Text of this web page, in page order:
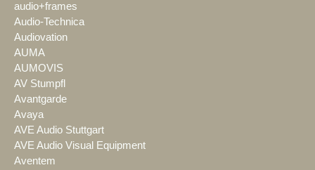
audio+frames
Audio-Technica
Audiovation
AUMA
AUMOVIS
AV Stumpfl
Avantgarde
Avaya
AVE Audio Stuttgart
AVE Audio Visual Equipment
Aventem